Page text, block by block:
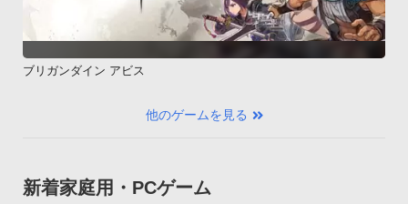
ブリガンダイン アビス
他のゲームを見る
新着家庭用・PCゲーム